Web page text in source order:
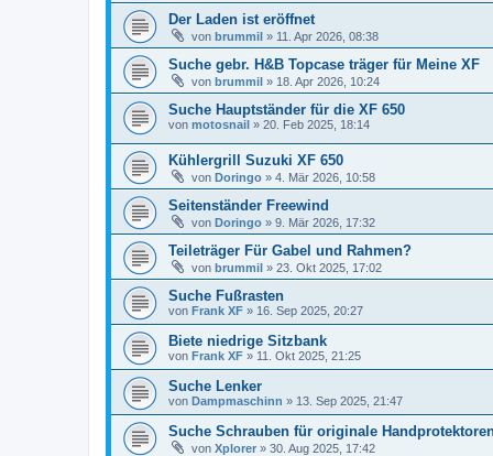
Der Laden ist eröffnet
von brummil » 11. Apr 2026, 08:38
Suche gebr. H&B Topcase träger für Meine XF
von brummil » 18. Apr 2026, 10:24
Suche Hauptständer für die XF 650
von motosnail » 20. Feb 2025, 18:14
Kühlergrill Suzuki XF 650
von Doringo » 4. Mär 2026, 10:58
Seitenständer Freewind
von Doringo » 9. Mär 2026, 17:32
Teileträger Für Gabel und Rahmen?
von brummil » 23. Okt 2025, 17:02
Suche Fußrasten
von Frank XF » 16. Sep 2025, 20:27
Biete niedrige Sitzbank
von Frank XF » 11. Okt 2025, 21:25
Suche Lenker
von Dampmaschinn » 13. Sep 2025, 21:47
Suche Schrauben für originale
von Xplorer » 30. Aug 2025, 17:42